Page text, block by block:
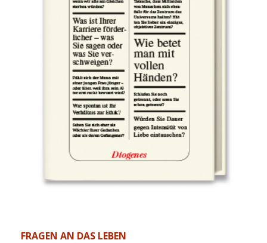
FRAGEN AN DAS LEBEN